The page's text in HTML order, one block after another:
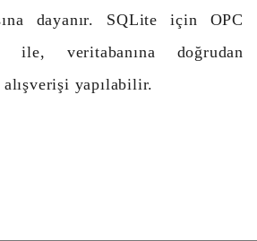
dayanır. SQLite için OPC
ile, veritabanına doğrudan
yapılabilir.